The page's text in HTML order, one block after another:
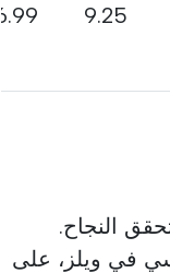
9.25
6.99
النجاح.
في ويلز، على